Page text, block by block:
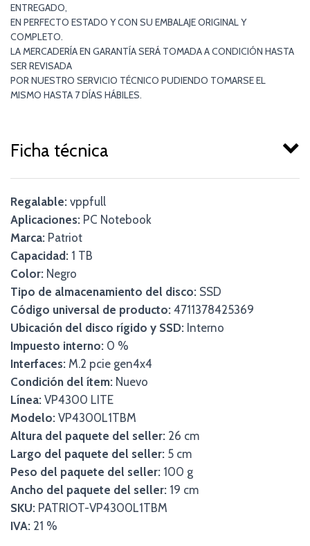
ENTREGADO,
EN PERFECTO ESTADO Y CON SU EMBALAJE ORIGINAL Y
COMPLETO.
LA MERCADERÍA EN GARANTÍA SERÁ TOMADA A CONDICIÓN HASTA
SER REVISADA
POR NUESTRO SERVICIO TÉCNICO PUDIENDO TOMARSE EL
MISMO HASTA 7 DÍAS HÁBILES.
Ficha técnica
Regalable: vppfull
Aplicaciones: PC Notebook
Marca: Patriot
Capacidad: 1 TB
Color: Negro
Tipo de almacenamiento del disco: SSD
Código universal de producto: 4711378425369
Ubicación del disco rígido y SSD: Interno
Impuesto interno: 0 %
Interfaces: M.2 pcie gen4x4
Condición del ítem: Nuevo
Línea: VP4300 LITE
Modelo: VP4300L1TBM
Altura del paquete del seller: 26 cm
Largo del paquete del seller: 5 cm
Peso del paquete del seller: 100 g
Ancho del paquete del seller: 19 cm
SKU: PATRIOT-VP4300L1TBM
IVA: 21 %